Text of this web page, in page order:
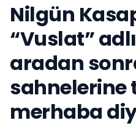
Nilgün
“Vuslat”
aradan
sahnelerine
merhaba